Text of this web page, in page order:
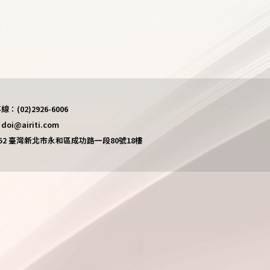
：(02)2926-6006
doi@airiti.com
臺灣新北市永和區成功路一段80號18樓